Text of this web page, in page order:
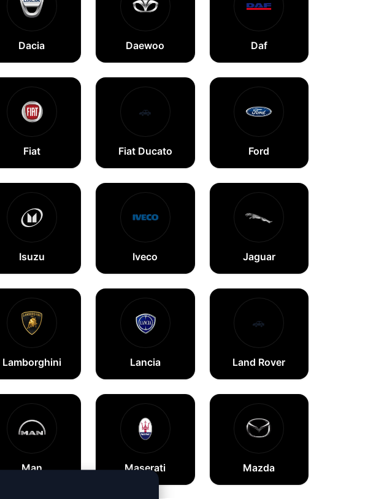
Dacia Daewoo Daf
Fiat
🚗
Fiat Ducato Ford
Isuzu Iveco Jaguar
Lamborghini Lancia
🚗
Land Rover
Man Maserati Mazda